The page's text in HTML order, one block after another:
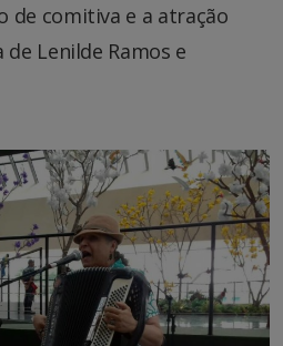
de comitiva e a atração
Lenilde Ramos e